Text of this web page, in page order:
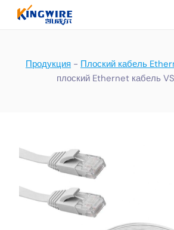
Перейти
Продукция - Плоский кабель
плоский Ethernet кабель